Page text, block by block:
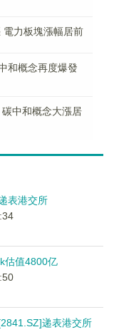
電力板塊漲幅居前
和概念再度爆發
中和概念大漲居
表港交所
估值4800亿
递表港交所